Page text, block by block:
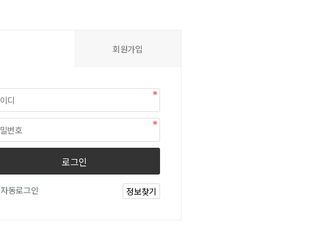
회원가입
로그인
자동로그인 정보찾기